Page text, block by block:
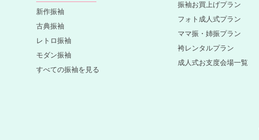
新作振袖
古典振袖
レトロ振袖
モダン振袖
すべての振袖を見る
振袖お買上げプラン
フォト成人式プラン
ママ振・姉振プラン
袴レンタルプラン
成人式お支度会場一覧